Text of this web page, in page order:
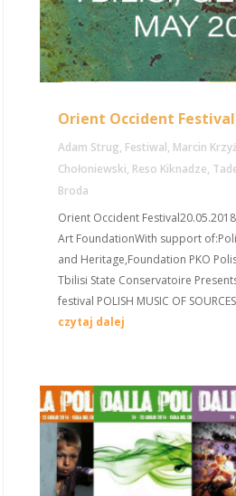
Orient Occident Festival
Adam Strug, Festiwal, Marcin
Chołoniewski, Reso Kiknadze,
Broda
Orient Occident
Art FoundationWith support
and Heritage,Foundation PKO
Tbilisi State Conservatoire
festival POLISH MUSIC OF
czytaj dalej